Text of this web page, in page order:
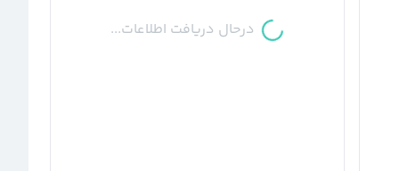
درحال دریافت اطلاعات...